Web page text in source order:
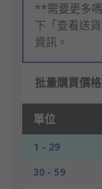
**需要更多
下「查看送
資訊。
批量購買價
單位
1 - 29
30 - 59